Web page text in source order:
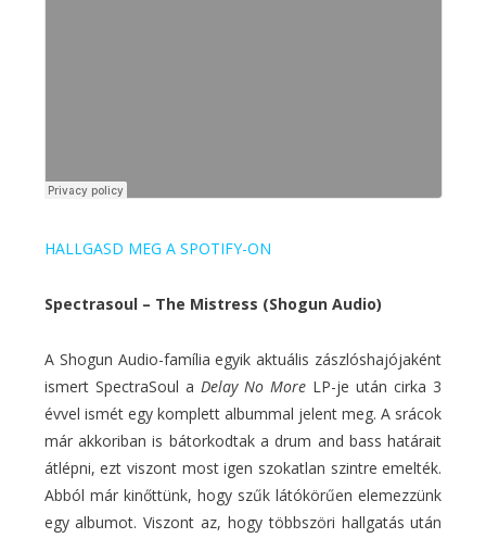
HALLGASD MEG A SPOTIFY-ON
Spectrasoul – The Mistress (Shogun Audio)
A Shogun Audio-família egyik aktuális zászlóshajójaként
ismert SpectraSoul a Delay No More LP-je után cirka 3
évvel ismét egy komplett albummal jelent meg. A srácok
már akkoriban is bátorkodtak a drum and bass határait
átlépni, ezt viszont most igen szokatlan szintre emelték.
Abból már kinőttünk, hogy szűk látókörűen elemezzünk
egy albumot. Viszont az, hogy többszöri hallgatás után